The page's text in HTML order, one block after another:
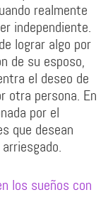
realmente
independiente.
lograr algo por
de su esposo,
el deseo de
otra persona. En
por el
que desean
los sueños con